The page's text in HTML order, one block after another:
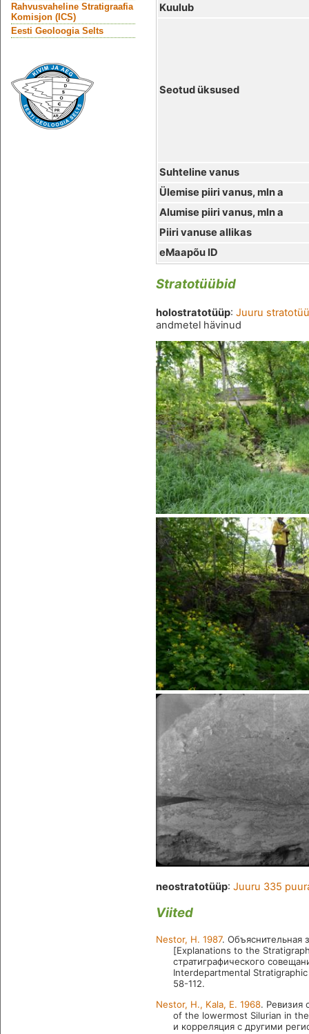
Rahvusvaheline Stratigraafia
Komisjon (ICS)
Eesti Geoloogia Selts
Kuulub
Seotud üksused
Suhteline vanus
Ülemise piiri vanus, mln a
Alumise piiri vanus, mln a
Piiri vanuse allikas
eMaapõu ID
Stratotüübid
holostratotüüp: Juuru
andmetel hävinud
neostratotüüp: Juuru 335
Viited
Nestor, H. 1987. Объяснительная
[Explanations to the
стратиграфического
Interdepartmental
58-112.
Nestor, H., Kala, E. 1968. Ревизия
of the lowermost Silurian in
и корреляция с другими